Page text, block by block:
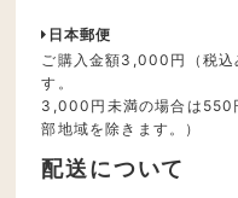
日本郵便
ご購入金額3,000円（税込
す。
3,000円未満の場合は550
部地域を除きます。）
配送について